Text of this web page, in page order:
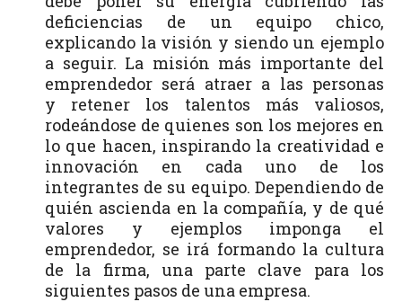
deficiencias de un equipo chico,
explicando la visión y siendo un ejemplo
a seguir. La misión más importante del
emprendedor será atraer a las personas
y retener los talentos más valiosos,
rodeándose de quienes son los mejores en
lo que hacen, inspirando la creatividad e
innovación en cada uno de los
integrantes de su equipo. Dependiendo de
quién ascienda en la compañía, y de qué
valores y ejemplos imponga el
emprendedor, se irá formando la cultura
de la firma, una parte clave para los
siguientes pasos de una empresa.